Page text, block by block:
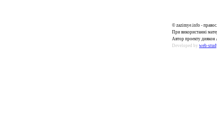
© zazimye.info -
При використанні
Автор проекту диякон
Developed by web-